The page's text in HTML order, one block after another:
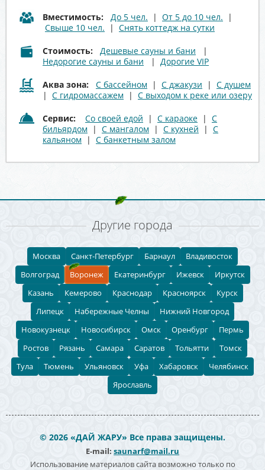
Вместимость: До 5 чел. | От 5 до 10 чел. |
Свыше 10 чел. | Снять коттедж на сутки
Стоимость: Дешевые сауны и бани |
Недорогие сауны и бани | Дорогие VIP
Аква зона: С бассейном | С джакузи | С душем
| С гидромассажем | С выходом к реке или озеру
Сервис: Со своей едой | С караоке | С
бильярдом | С мангалом | С кухней | С
кальяном | С банкетным залом
Другие города
Москва Санкт-Петербург Барнаул
Владивосток
Волгоград
Воронеж Екатеринбург Ижевск
Иркутск
Казань
Кемерово Краснодар Красноярск
Курск
Липецк
Набережные Челны
Нижний Новгород
Новокузнецк
Новосибирск Омск Оренбург
Пермь
Ростов
Рязань Самара Саратов Тольятти
Томск
Тула
Тюмень Ульяновск Уфа Хабаровск
Челябинск
Ярославль
© 2026 «ДАЙ ЖАРУ» Все права защищены.
E-mail: saunarf@mail.ru
Использование материалов сайта возможно только по